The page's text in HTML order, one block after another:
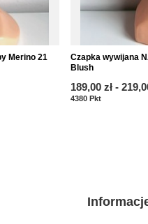
Merino 21
Czapka wywijana
Blush
ab
189,00 zł- bis
4380 PktPunkte